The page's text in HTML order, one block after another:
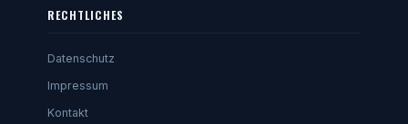
RECHTLICHES
Datenschutz
Impressum
Kontakt